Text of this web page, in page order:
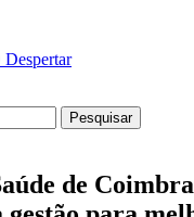
Despertar
Pesquisar
de Coimbra